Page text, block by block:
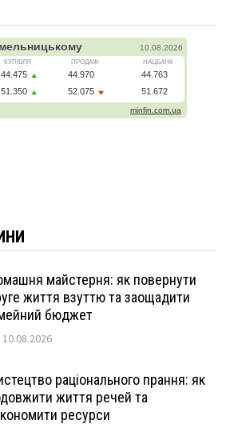
майстерня: як повернути
життя взуттю та заощадити
бюджет
10.08.2026
раціонального прання: як
життя речей та
ресурси